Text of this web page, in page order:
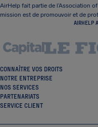
AirHelp fait partie de l’Association
mission est de promouvoir et de
AIRHELP
CONNAÎTRE VOS DROITS
NOTRE ENTREPRISE
NOS SERVICES
PARTENARIATS
SERVICE CLIENT